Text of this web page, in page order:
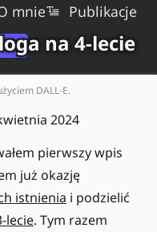
mnie Publikacje
na 4-lecie
DALL-E.
2024
pierwszy wpis
już okazję
istnienia i podzielić
lecie. Tym razem